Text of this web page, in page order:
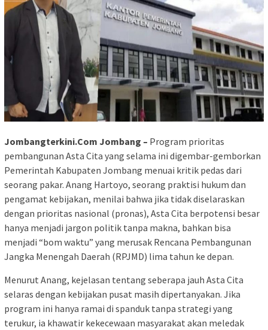
Jombangterkini.Com Jombang – Program prioritas
pembangunan Asta Cita yang selama ini digembar-gemborkan
Pemerintah Kabupaten Jombang menuai kritik pedas dari
seorang pakar. Anang Hartoyo, seorang praktisi hukum dan
pengamat kebijakan, menilai bahwa jika tidak diselaraskan
dengan prioritas nasional (pronas), Asta Cita berpotensi besar
hanya menjadi jargon politik tanpa makna, bahkan bisa
menjadi “bom waktu” yang merusak Rencana Pembangunan
Jangka Menengah Daerah (RPJMD) lima tahun ke depan.
​Menurut Anang, kejelasan tentang seberapa jauh Asta Cita
selaras dengan kebijakan pusat masih dipertanyakan. Jika
program ini hanya ramai di spanduk tanpa strategi yang
terukur, ia khawatir kekecewaan masyarakat akan meledak